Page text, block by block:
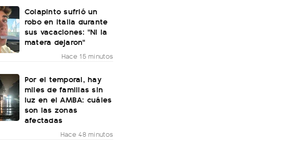
Colapinto sufrió un
robo en Italia durante
sus vacaciones: "Ni la
matera dejaron"
Hace 15 minutos
Por el temporal, hay
miles de familias sin
luz en el AMBA: cuáles
son las zonas
afectadas
Hace 48 minutos